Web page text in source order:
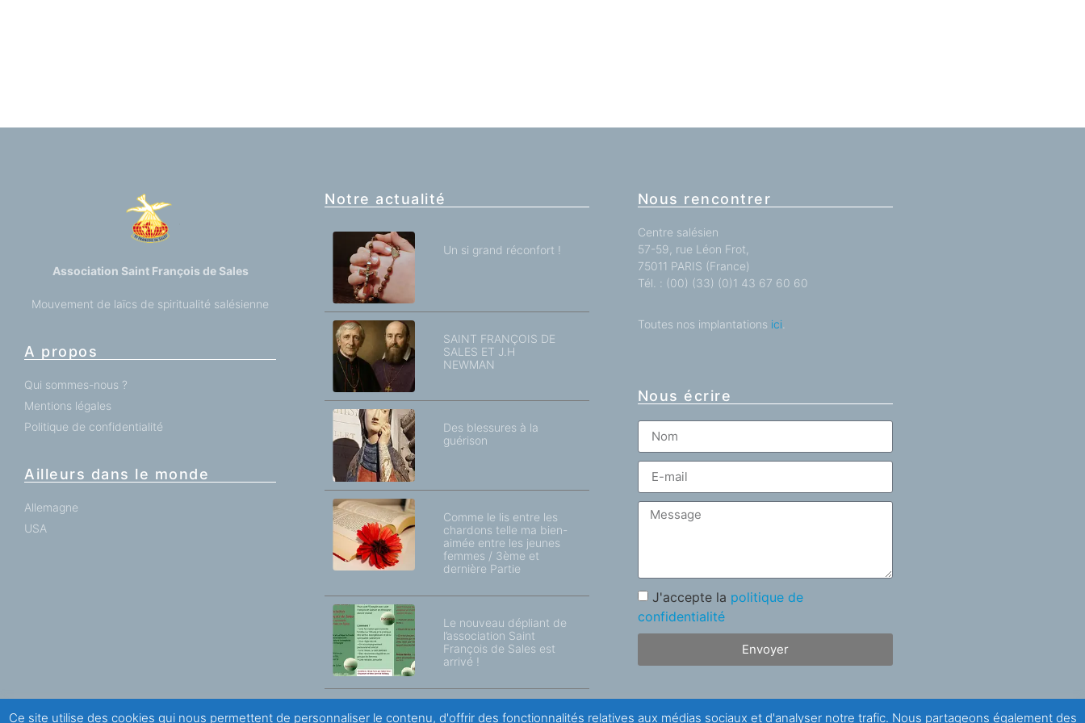
Association Saint François de Sales
Mouvement de laïcs de spiritualité salésienne
A propos
Qui sommes-nous ?
Mentions légales
Politique de confidentialité
Ailleurs dans le monde
Allemagne
USA
Notre actualité
Un si grand réconfort !
SAINT FRANÇOIS DE
SALES ET J.H
NEWMAN
Des blessures à la
guérison
Comme le lis entre les
chardons telle ma bien-
aimée entre les jeunes
femmes / 3ème et
dernière Partie
Le nouveau dépliant de
l’association Saint
François de Sales est
arrivé !
Nous rencontrer
Centre salésien
57-59, rue Léon Frot,
75011 PARIS (France)
Tél. : (00) (33) (0)1 43 67 60 60
Toutes nos implantations ici.
Nous écrire
J'accepte la politique de
confidentialité
Envoyer
Ce site utilise des cookies qui nous permettent de personnaliser le contenu, d'offrir des fonctionnalités relatives aux médias sociaux et d'analyser notre trafic. Nous partageons également des